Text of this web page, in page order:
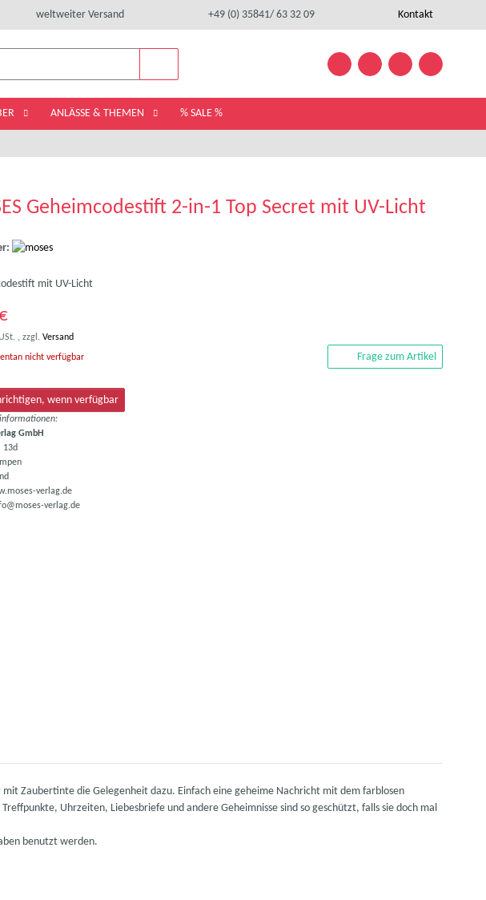
weltweiter Versand +49 (0) 35841/ 63 32 09 Kontakt
ANLÄSSE & THEMEN % SALE %
Geheimcodestift 2-in-1 Top Secret mit UV-Licht
mit UV-Licht
, zzgl. Versand
nicht verfügbar Frage zum Artikel
wenn verfügbar
GmbH
13d
verlag.de
verlag.de
Zaubertinte die Gelegenheit dazu. Einfach eine geheime Nachricht mit dem farblosen
Uhrzeiten, Liebesbriefe und andere Geheimnisse sind so geschützt, falls sie doch mal
benutzt werden.